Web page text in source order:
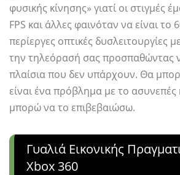
φυσικής κίνησης» γιατί οι στιγμές
FPS και άλλες φαινόταν να είναι το
περίεργες οπτικές δυσλειτουργίες
την τηλεόρασή σας προσπαθώντας
πλαίσια που δεν υπάρχουν. Θα
είναι ένα πρόβλημα με το ασυνεπές
μπορώ να το επιβεβαιώσω.
Γυαλιά Εικονικής
Xbox 360